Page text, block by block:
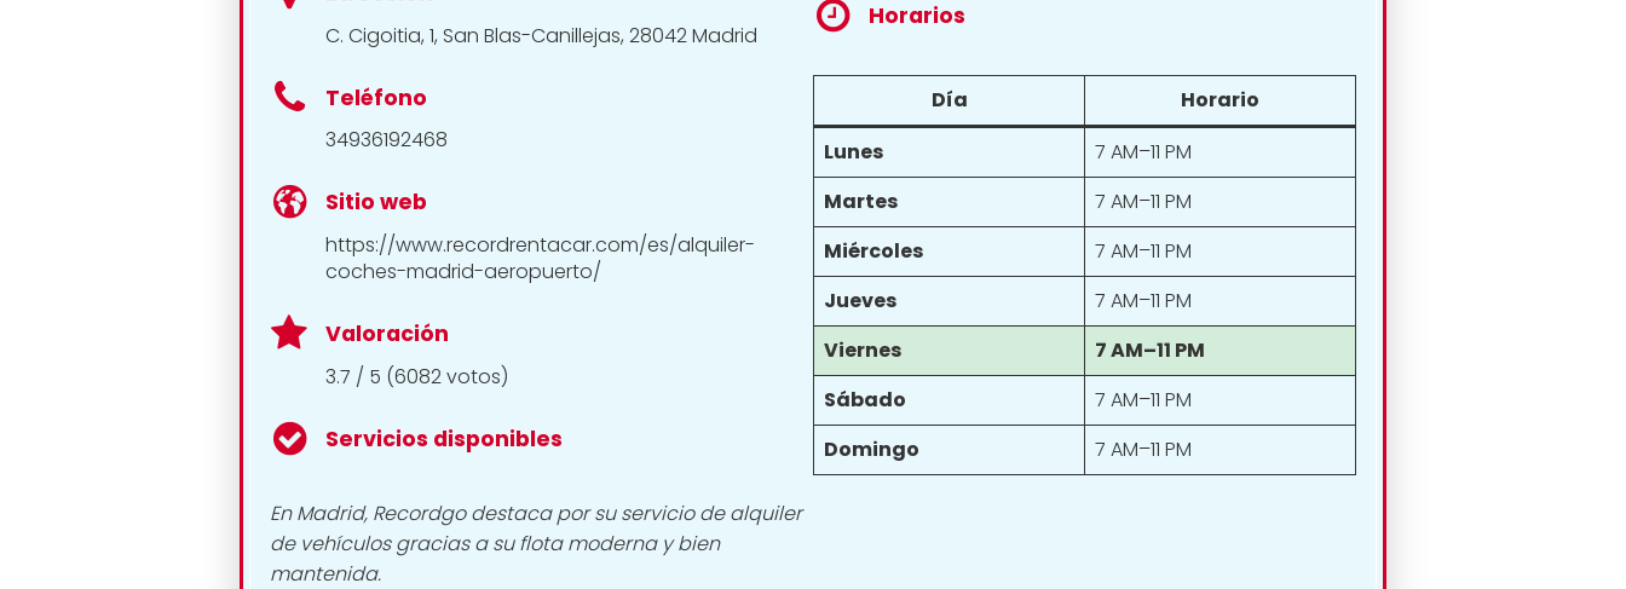
C. Cigoitia, 1, San Blas-Canillejas, 28042 Madrid
Teléfono
34936192468
Sitio web
https://www.recordrentacar.com/es/alquiler-
coches-madrid-aeropuerto/
Valoración
3.7 / 5 (6082 votos)
Servicios disponibles
En Madrid, Recordgo destaca por su servicio de alquiler
de vehículos gracias a su flota moderna y bien
mantenida.
Horarios
Día
Horario
Lunes
7 AM–11 PM
Martes
7 AM–11 PM
Miércoles
7 AM–11 PM
Jueves
7 AM–11 PM
Viernes
7 AM–11 PM
Sábado
7 AM–11 PM
Domingo
7 AM–11 PM